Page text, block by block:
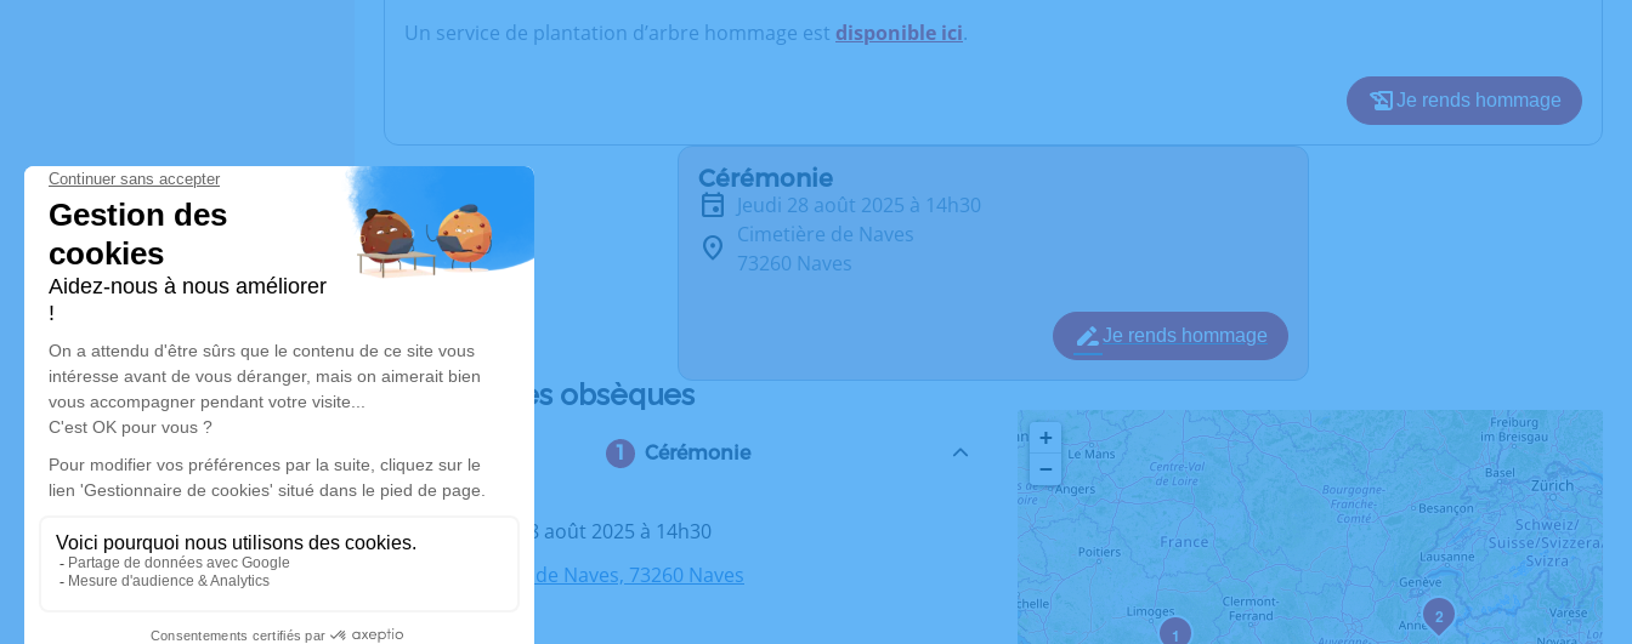
Un service de plantation d’arbre hommage est disponible ici.
Je rends hommage
Cérémonie
jeudi 28 août 2025 à 14h30
Cimetière de Naves
73260 Naves
Je rends hommage
Déroulé des obsèques
Cérémonie
Le jeudi 28 août 2025 à 14h30
Cimetière de Naves, 73260 Naves
1
2
+
−